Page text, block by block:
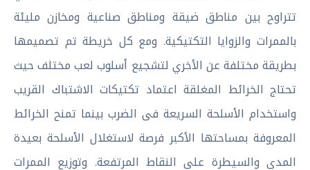
تتراوح بين مناطق ضيقة ومناطق صناعية ومخازن مليئة
بالممرات والزوايا التكتيكية. ومع كل خريطة تم تصميمها
بطريقة مختلفة عن الأخري لتشجيع أسلوب لعب مختلف حيث
تحتاج الخرائط المغلقة اعتماد تكتيكات الاشتباك القريب
واستخدام الأسلحة السريعة فى الضرب بينما تمنح الخرائط
المعروفة بمساحتها الأكبر فرصة لاستغلال الأسلحة بعيدة
المدى والسيطرة على النقاط المرتفعة. وتوزيع الممرات